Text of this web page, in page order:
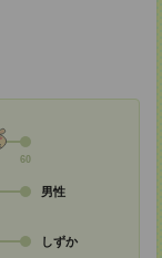
60
男性
しずか